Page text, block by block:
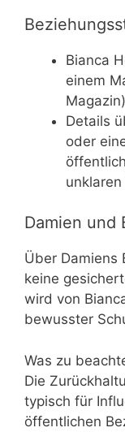
Bianca
einem
Details
oder
Damien und
Über Damiens
keine
wird von
bewusster
Was zu
Die
typisch für
öffentlichen